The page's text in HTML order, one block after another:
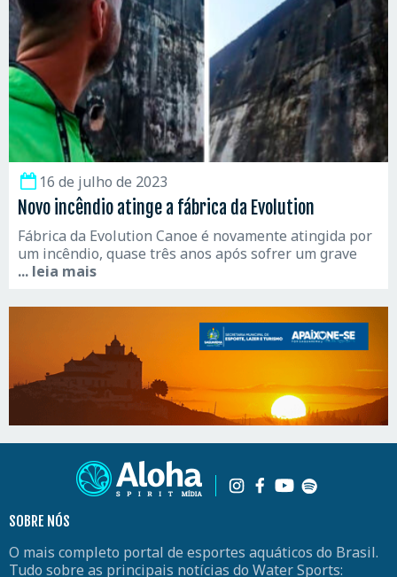
16 de julho de 2023
Novo incêndio atinge a fábrica da Evolution
Fábrica da Evolution Canoe é novamente atingida por
um incêndio, quase três anos após sofrer um grave
... leia mais
SOBRE NÓS
O mais completo portal de esportes aquáticos do Brasil.
Tudo sobre as principais notícias do Water Sports: